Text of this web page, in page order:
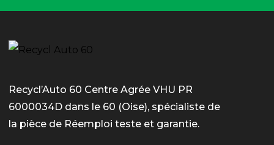
Recycl’Auto 60 Centre Agrée VHU PR
6000034D dans le 60 (Oise), spécialiste de
la pièce de Réemploi teste et garantie.